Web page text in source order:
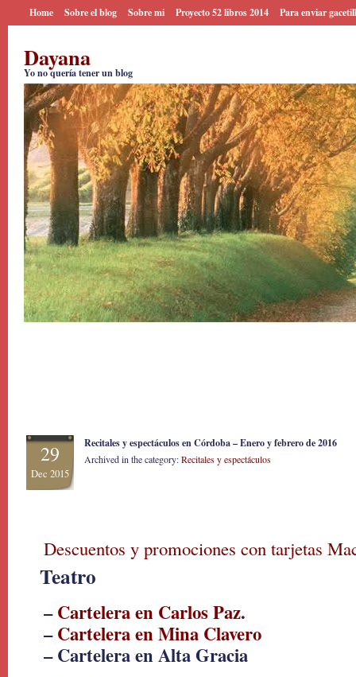
Home Sobre el blog Sobre mi Proyecto 52 libros 2014 Para enviar
Dayana
Yo no quería tener un blog
29
Dec 2015
Recitales y espectáculos en Córdoba – Enero y febrero de 2016
Archived in the category:Recitales y espectáculos
Descuentos y promociones con tarjetas
Teatro
–Cartelera en Carlos Paz.
–Cartelera en Mina Clavero
– Cartelera en Alta Gracia